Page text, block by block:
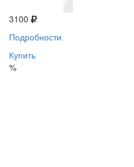
3100
Подробности
Купить
%